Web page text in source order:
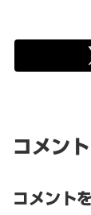
コメント
コメント